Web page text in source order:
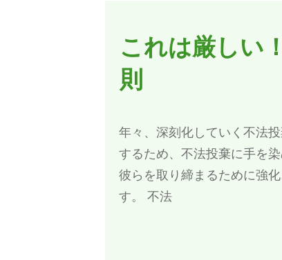
これは厳しい
則
年々、深刻化していく不法
するため、不法投棄に手を
彼らを取り締まるために強
す。 不法